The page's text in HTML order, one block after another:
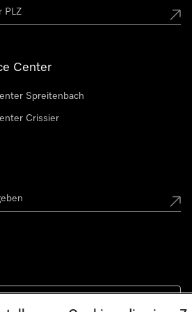
Center
Spreitenbach
Crissier